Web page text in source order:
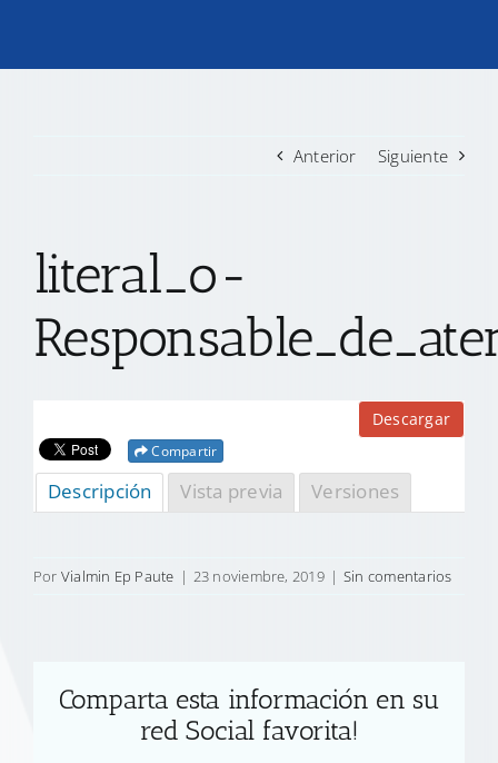
TRANSPARENCIA
CONTACTO
Anterior Siguiente
literal_o-
Descargar
Compartir
Descripción Vista previa Versiones
Por Vialmin Ep Paute | 23 noviembre, 2019 | Sin comentarios
Comparta esta información en su
red Social favorita!